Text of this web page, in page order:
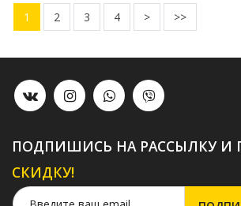
1 2 3 4 > >>
ПОДПИШИСЬ НА РАССЫЛКУ И
СКИДКУ!